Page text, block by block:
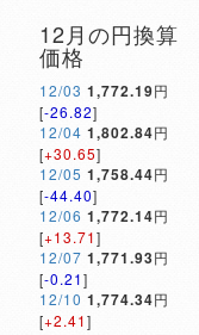
12月の円換算
価格
12/03 1,772.19円
[-26.82]
12/04 1,802.84円
[+30.65]
12/05 1,758.44円
[-44.40]
12/06 1,772.14円
[+13.71]
12/07 1,771.93円
[-0.21]
12/10 1,774.34円
[+2.41]